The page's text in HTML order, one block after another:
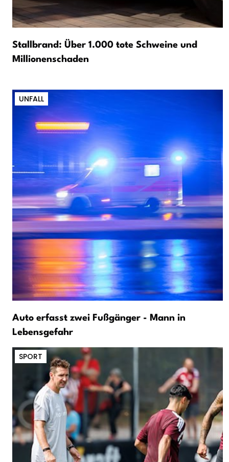
Stallbrand: Über 1.000 tote Schweine und
Millionenschaden
UNFALL
Auto erfasst zwei Fußgänger - Mann in
Lebensgefahr
SPORT